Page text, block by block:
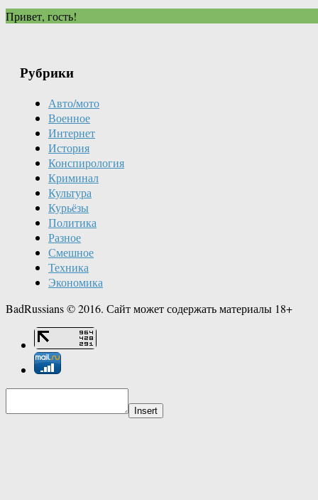
Привет, гость!
Рубрики
Авто/мото
Военное
Интернет
История
Конспирология
Криминал
Культура
Курьёзы
Политика
Разное
Смешное
Техника
Экономика
BadRussians © 2016. Сайт может содержать материалы 18+
Insert